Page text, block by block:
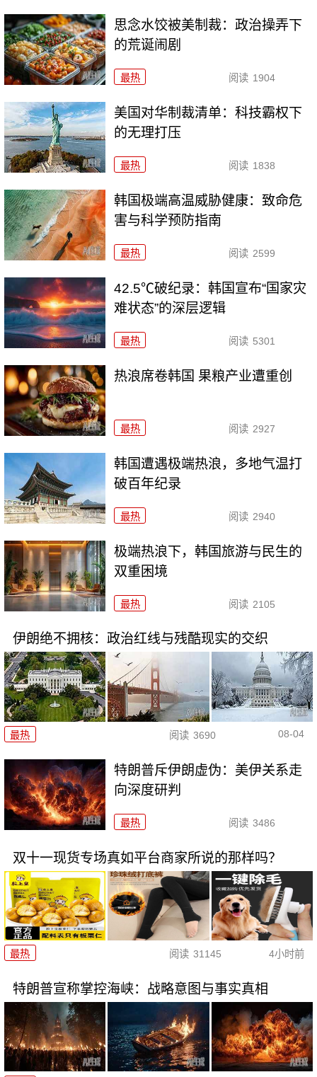
思念水饺被美制裁：政治操弄下
的荒诞闹剧
最热 阅读 1904
美国对华制裁清单：科技霸权下
的无理打压
最热 阅读 1838
韩国极端高温威胁健康：致命危
害与科学预防指南
最热 阅读 2599
42.5℃破纪录：韩国宣布“国家灾
难状态”的深层逻辑
最热 阅读 5301
热浪席卷韩国 果粮产业遭重创
最热 阅读 2927
韩国遭遇极端热浪，多地气温打
破百年纪录
最热 阅读 2940
极端热浪下，韩国旅游与民生的
双重困境
最热 阅读 2105
伊朗绝不拥核：政治红线与残酷现实的交织
最热 阅读 3690 08-04
特朗普斥伊朗虚伪：美伊关系走
向深度研判
最热 阅读 3486
双十一现货专场真如平台商家所说的那样吗？
最热 阅读 31145 4小时前
特朗普宣称掌控海峡：战略意图与事实真相